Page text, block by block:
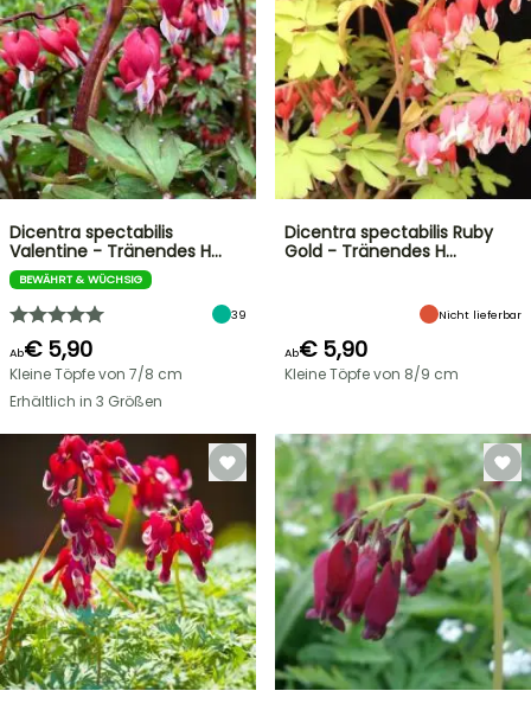
Dicentra spectabilis
Valentine - Tränendes H…
BEWÄHRT & WÜCHSIG
39
Ab€ 5,90
Kleine Töpfe von 7/8 cm
Erhältlich in 3 Größen
Dicentra spectabilis Ruby
Gold - Tränendes H…
Nicht lieferbar
Ab€ 5,90
Kleine Töpfe von 8/9 cm